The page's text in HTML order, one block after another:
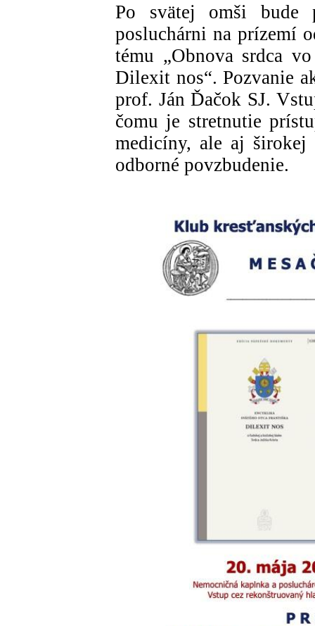
Po svätej omši bude
posluchárni na prízemí
tému „Obnova srdca
Dilexit nos“. Pozvanie
prof. Ján Ďačok SJ.
čomu je stretnutie
medicíny, ale aj
odborné povzbudenie.